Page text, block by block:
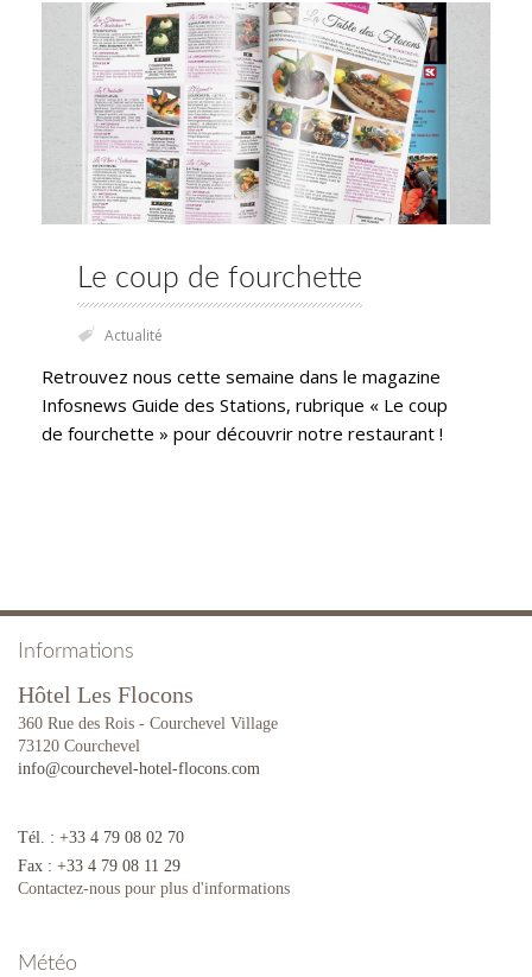
Le coup de fourchette
Actualité
Retrouvez nous cette semaine dans le magazine
Infosnews Guide des Stations, rubrique « Le coup
de fourchette » pour découvrir notre restaurant !
Informations
Hôtel Les Flocons
360 Rue des Rois - Courchevel Village
73120 Courchevel
info@courchevel-hotel-flocons.com
Tél. : +33 4 79 08 02 70
Fax : +33 4 79 08 11 29
Contactez-nous pour plus d'informations
Météo